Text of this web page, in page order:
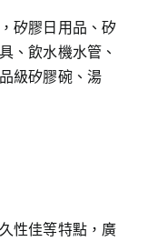
矽膠日用品、矽
、飲水機水管、
級矽膠碗、湯
性佳等特點，廣